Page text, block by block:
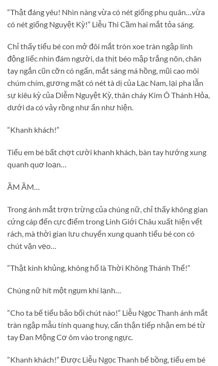
“Thật đáng yêu! Nhìn nàng vừa có nét giống phu quân…vừa
có nét giống Nguyệt Kỳ!” Liễu Thi Cầm hai mắt tỏa sáng.
Chỉ thấy tiểu bé con mở đôi mắt tròn xoe tràn ngập linh
động liếc nhìn đám người, da thịt béo mập trắng nõn, chân
tay ngắn cũn cỡn có ngấn, mắt sáng má hồng, mũi cao môi
chúm chím, gương mặt có nét tà dị của Lạc Nam, lại pha lẫn
sự kiêu kỳ của Diễm Nguyệt Kỳ, thân cháy Kim Ô Thánh Hỏa,
dưới da có vảy rồng như ẩn như hiện.
“Khanh khách!”
Tiểu em bé bất chợt cười khanh khách, bàn tay hướng xung
quanh quơ loạn…
ẦM ẦM…
Trong ánh mắt trợn trừng của chúng nữ, chỉ thấy không gian
cứng cáp đến cực điểm trong Linh Giới Châu xuất hiện vết
rách, mà thời gian lưu chuyển xung quanh tiểu bé con có
chút vặn vẹo…
“Thật kinh khủng, không hổ là Thời Không Thánh Thể!”
Chúng nữ hít một ngụm khí lạnh…
“Cho ta bế tiểu bảo bối chút nào!” Liễu Ngọc Thanh ánh mắt
tràn ngập mẫu tính quang huy, cẩn thận tiếp nhận em bé từ
tay Đan Mộng Cơ ôm vào trong ngực.
“Khanh khách!” Được Liễu Ngọc Thanh bế bồng, tiểu em bé